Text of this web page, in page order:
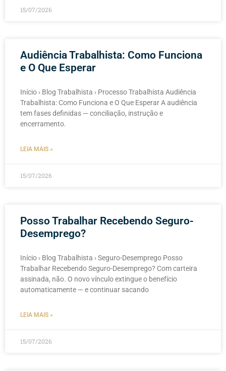
15/07/2026
Audiência Trabalhista: Como Funciona
e O Que Esperar
Início › Blog Trabalhista › Processo Trabalhista Audiência
Trabalhista: Como Funciona e O Que Esperar A audiência
tem fases definidas — conciliação, instrução e
encerramento.
LEIA MAIS »
15/07/2026
Posso Trabalhar Recebendo Seguro-
Desemprego?
Início › Blog Trabalhista › Seguro-Desemprego Posso
Trabalhar Recebendo Seguro-Desemprego? Com carteira
assinada, não. O novo vínculo extingue o benefício
automaticamente — e continuar sacando
LEIA MAIS »
15/07/2026